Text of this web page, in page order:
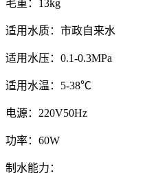
毛重：13kg
适用水质：市政自来水
适用水压：0.1-0.3MPa
适用水温：5-38℃
电源：220V50Hz
功率：60W
制水能力：